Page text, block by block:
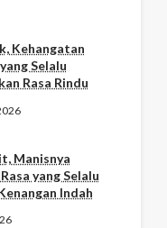
Kehangatan
Selalu
Rasa Rindu
Manisnya
yang Selalu
Indah